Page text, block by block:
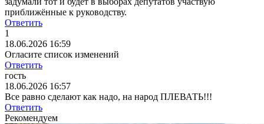
приближённые к руководству.
Ответить
1
18.06.2026 16:59
Огласите список изменений
Ответить
гость
18.06.2026 16:57
Все равно сделают как надо, на народ ПЛЕВАТЬ!!!
Ответить
Рекомендуем